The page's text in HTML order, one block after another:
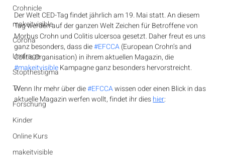
Crohnicle
makeitvisible
Corona
Umfrage
Stopthestigma
TV
Forschung
Kinder
Online Kurs
makeitvisible
Der Welt CED-Tag findet jährlich am 19. Mai statt. An diesem
Tag werden auf der ganzen Welt Zeichen für Betroffene von
Morbus Crohn und Colitis ulcersoa gesetzt. Daher freut es uns
ganz besonders, dass die #EFCCA (European Crohn’s and
Colitis Organisation) in ihrem aktuellen Magazin, die
#makeitvisible Kampagne ganz besonders hervorstreicht.
Wenn Ihr mehr über die #EFCCA wissen oder einen Blick in das
aktuelle Magazin werfen wollt, findet ihr dies hier: